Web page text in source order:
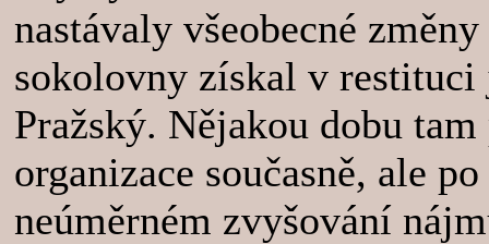
nastávaly všeobecné
sokolovny získal v
Pražský. Nějakou dobu
organizace současně, ale
neúměrném zvyšování